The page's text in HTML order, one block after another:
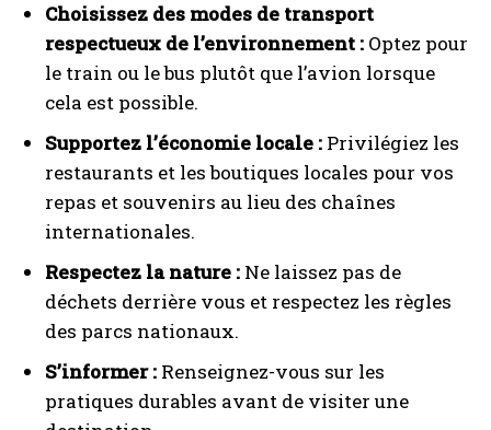
INSCRIPTION
J'ai lu et j'accepte la politique de confidentialité.
Choisissez des modes de transport
respectueux de l’environnement : Optez pour
le train ou le bus plutôt que l’avion lorsque
cela est possible.
Supportez l’économie locale : Privilégiez les
restaurants et les boutiques locales pour vos
repas et souvenirs au lieu des chaînes
internationales.
Respectez la nature : Ne laissez pas de
déchets derrière vous et respectez les règles
des parcs nationaux.
S’informer : Renseignez-vous sur les
pratiques durables avant de visiter une